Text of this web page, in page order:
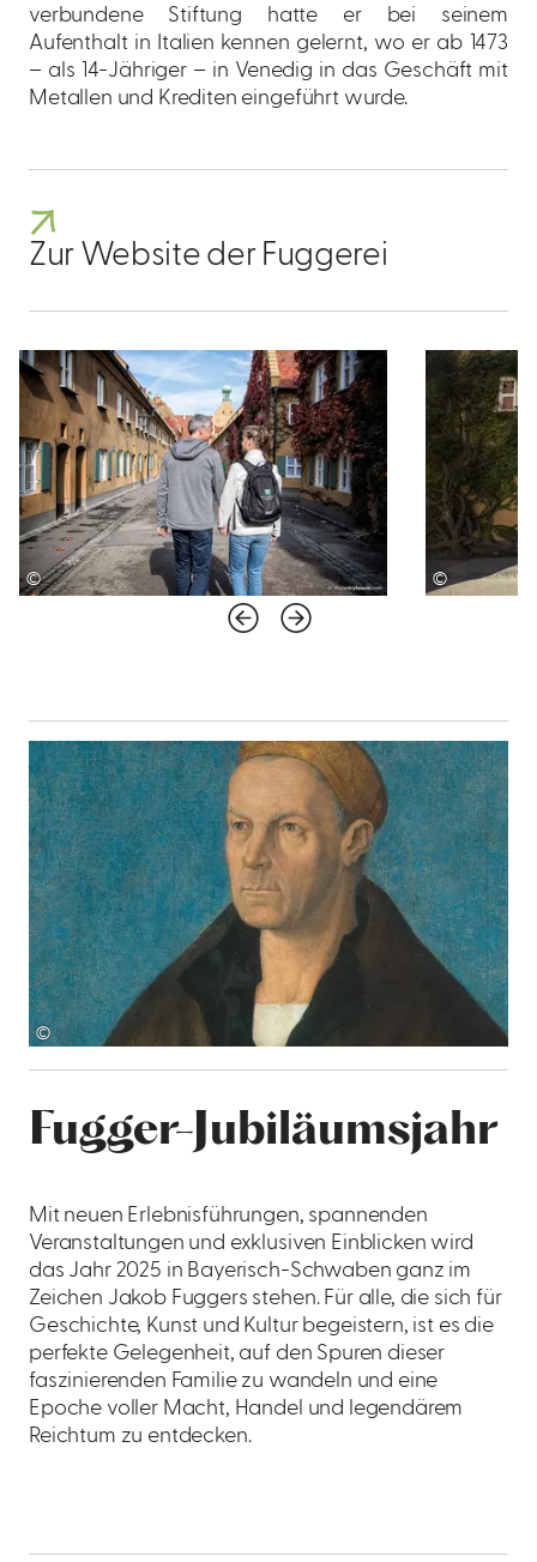
verbundene Stiftung hatte er bei seinem
Aufenthalt in Italien kennen gelernt, wo er ab 1473
– als 14-Jähriger – in Venedig in das Geschäft mit
Metallen und Krediten eingeführt wurde.
Zur Website der Fuggerei
© ©
©
Fugger-Jubiläumsjahr
Mit neuen Erlebnisführungen, spannenden
Veranstaltungen und exklusiven Einblicken wird
das Jahr 2025 in Bayerisch-Schwaben ganz im
Zeichen Jakob Fuggers stehen. Für alle, die sich für
Geschichte, Kunst und Kultur begeistern, ist es die
perfekte Gelegenheit, auf den Spuren dieser
faszinierenden Familie zu wandeln und eine
Epoche voller Macht, Handel und legendärem
Reichtum zu entdecken.